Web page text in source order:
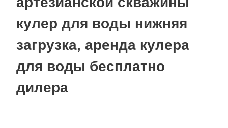
кулер для воды нижняя
загрузка, аренда кулера
для воды бесплатно
дилера